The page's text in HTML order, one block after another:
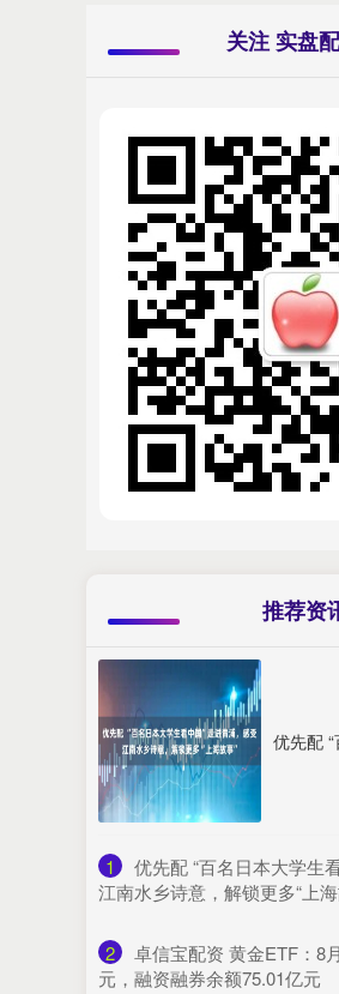
关注 实盘
推荐资
1
优先配 “百名日本大学生
江南水乡诗意，解锁更多“上
2
卓信宝配资 黄金ETF：8
元，融资融券余额75.01亿元